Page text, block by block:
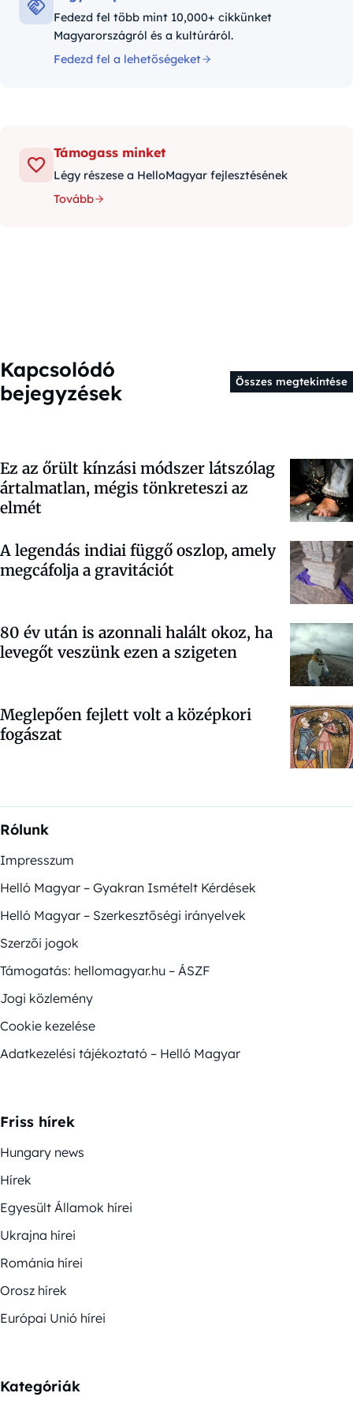
Fedezd fel több mint 10,000+ cikkünket
Magyarországról és a kultúráról.
Fedezd fel a lehetőségeket
Támogass minket
Légy részese a HelloMagyar fejlesztésének
Tovább
Kapcsolódó
bejegyzések
Összes megtekintése
Ez az őrült kínzási módszer látszólag
ártalmatlan, mégis tönkreteszi az
elmét
A legendás indiai függő oszlop, amely
megcáfolja a gravitációt
80 év után is azonnali halált okoz, ha
levegőt veszünk ezen a szigeten
Meglepően fejlett volt a középkori
fogászat
Rólunk
Impresszum
Helló Magyar – Gyakran Ismételt Kérdések
Helló Magyar – Szerkesztőségi irányelvek
Szerzői jogok
Támogatás: hellomagyar.hu – ÁSZF
Jogi közlemény
Cookie kezelése
Adatkezelési tájékoztató – Helló Magyar
Friss hírek
Hungary news
Hírek
Egyesült Államok hírei
Ukrajna hírei
Románia hírei
Orosz hírek
Európai Unió hírei
Kategóriák